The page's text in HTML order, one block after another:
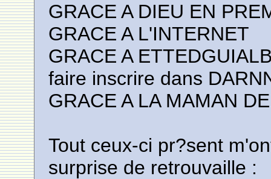
GRACE A DIEU EN
GRACE A L'INTERNET
GRACE A
faire inscrire dans
GRACE A LA MAMAN
Tout ceux-ci pr?sent
surprise de retrouvaille :